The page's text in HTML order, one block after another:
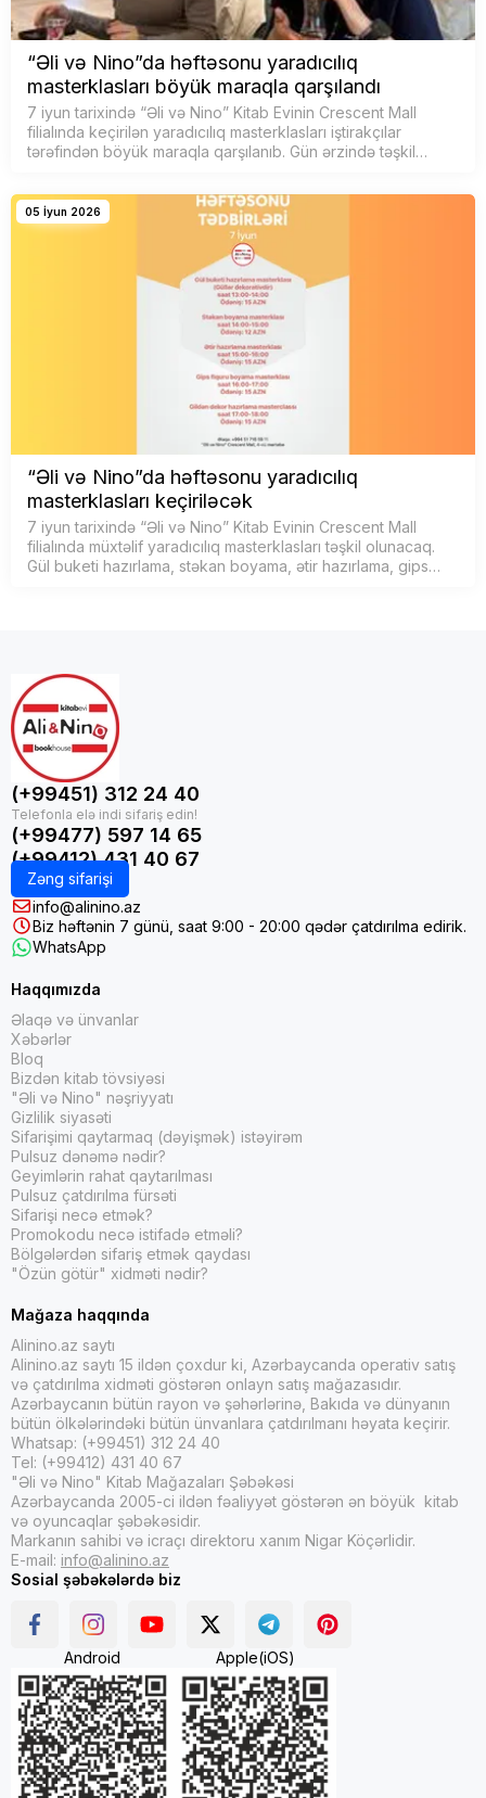
“Əli və Nino”da həftəsonu yaradıcılıq
masterklasları böyük maraqla qarşılandı
7 iyun tarixində “Əli və Nino” Kitab Evinin Crescent Mall
filialında keçirilən yaradıcılıq masterklasları iştirakçılar
tərəfindən böyük maraqla qarşılanıb. Gün ərzində təşkil
05 İyun 2026
“Əli və Nino”da həftəsonu yaradıcılıq
masterklasları keçiriləcək
7 iyun tarixində “Əli və Nino” Kitab Evinin Crescent Mall
filialında müxtəlif yaradıcılıq masterklasları təşkil olunacaq.
Gül buketi hazırlama, stəkan boyama, ətir hazırlama, gips
(+99451) 312 24 40
(+99477) 597 14 65
(+99412) 431 40 67
Zəng sifarişi
info@alinino.az
Biz həftənin 7 günü, saat 9:00 - 20:00 qədər çatdırılma edirik.
WhatsApp
Haqqımızda
Əlaqə və ünvanlar
Xəbərlər
Bloq
Bizdən kitab tövsiyəsi
"Əli və Nino" nəşriyyatı
Gizlilik siyasəti
Sifarişimi qaytarmaq (dəyişmək) istəyirəm
Pulsuz dənəmə nədir?
Geyimlərin rahat qaytarılması
Pulsuz çatdırılma fürsəti
Sifarişi necə etmək?
Promokodu necə istifadə etməli?
Bölgələrdən sifariş etmək qaydası
"Özün götür" xidməti nədir?
Mağaza haqqında
Alinino.az saytı
Alinino.az saytı 15 ildən çoxdur ki, Azərbaycanda operativ satış
və çatdırılma xidməti göstərən onlayn satış mağazasıdır.
Azərbaycanın bütün rayon və şəhərlərinə, Bakıda və dünyanın
bütün ölkələrindəki bütün ünvanlara çatdırılmanı həyata keçirir.
Whatsap: (+99451) 312 24 40
Tel: (+99412) 431 40 67
"Əli və Nino" Kitab Mağazaları Şəbəkəsi
Azərbaycanda 2005-ci ildən fəaliyyət göstərən ən böyük kitab
və oyuncaqlar şəbəkəsidir.
Markanın sahibi və icraçı direktoru xanım Nigar Köçərlidir.
E-mail: info@alinino.az
Sosial şəbəkələrdə biz
Android Apple(iOS)